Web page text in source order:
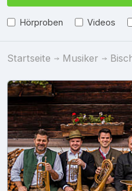
Hörproben Videos
Startseite Musiker